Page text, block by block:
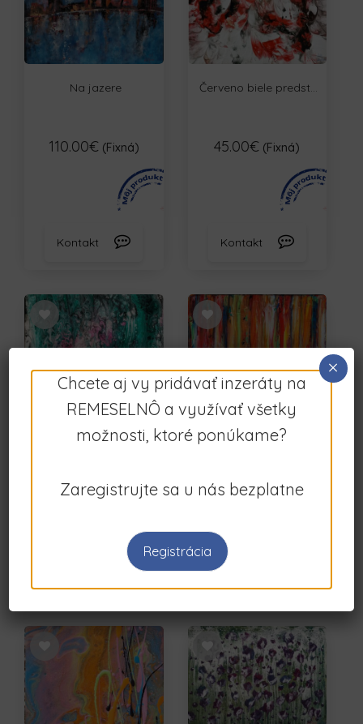
Na jazere
110.00€ (Fixná)
Kontakt
Červeno biele predst...
45.00€ (Fixná)
Kontakt
Smaragdový sen Happy day
45.00€ (Fixná)
Chcete aj vy pridávať inzeráty na
REMESELNÔ a využívať všetky
možnosti, ktoré ponúkame?
Zaregistrujte sa u nás bezplatne
Registrácia
×